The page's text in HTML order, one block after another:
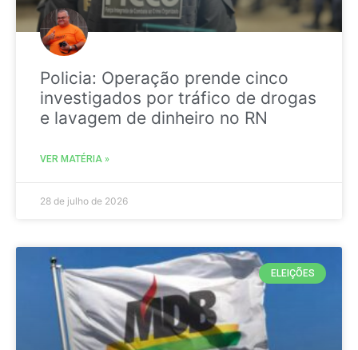
Policia: Operação prende cinco
investigados por tráfico de drogas
e lavagem de dinheiro no RN
VER MATÉRIA »
28 de julho de 2026
ELEIÇÕES